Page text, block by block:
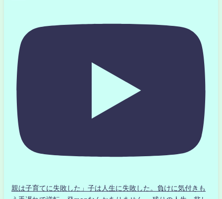
親は子育てに失敗した」子は人生に失敗した。負けに気付きも